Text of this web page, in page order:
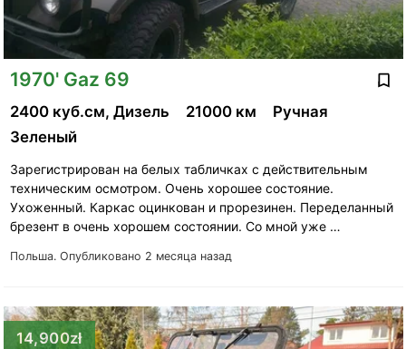
1970' Gaz 69
Польша. Опубликовано 2 месяца назад
2400 куб.см, Дизель 21000 км
Ручная
Зеленый
Зарегистрирован на белых табличках с действительным
техническим осмотром. Очень хорошее состояние.
Ухоженный. Каркас оцинкован и прорезинен. Переделанный
брезент в очень хорошем состоянии. Со мной уже …
14,900zł